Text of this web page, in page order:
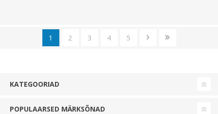
1 2 3 4 5
KATEGOORIAD
POPULAARSED MÄRKSÕNAD